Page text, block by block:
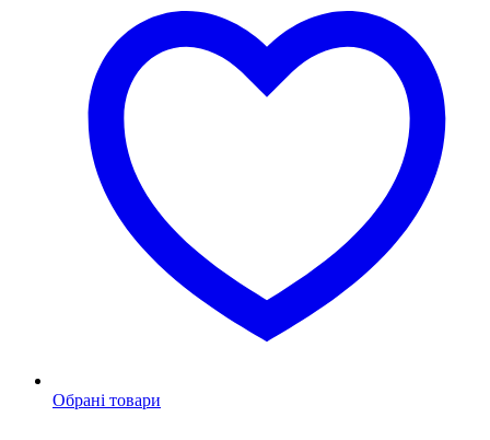
Обрані товари